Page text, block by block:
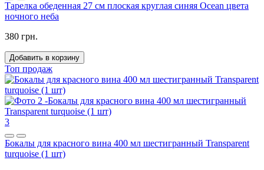
Тарелка обеденная 27 см плоская круглая синяя Ocean цвета
ночного неба
380 грн.
Добавить в корзину
Топ продаж
3
Бокалы для красного вина 400 мл шестигранный Transparent
turquoise (1 шт)